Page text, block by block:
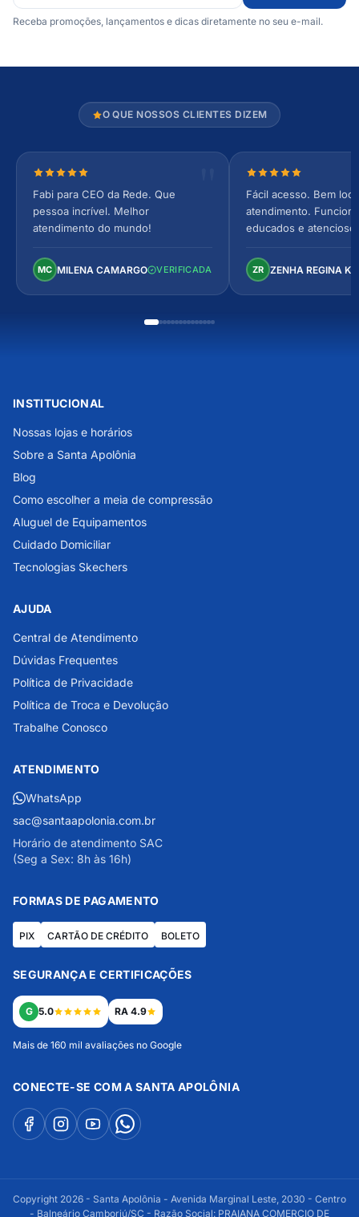
Receba promoções, lançamentos e dicas diretamente no seu e-mail.
O QUE NOSSOS CLIENTES DIZEM
Nota 5 de 5 estrelas
Fabi para CEO da Rede. Que
pessoa incrível. Melhor
atendimento do mundo!
MC MILENA CAMARGO VERIFICADA
Nota 5 de 5
Fácil acesso. Bem
atendimento.
educados e
Perfeito!
ZR ZENHA REGINA
INSTITUCIONAL
Nossas lojas e horários
Sobre a Santa Apolônia
Blog
Como escolher a meia de compressão
Aluguel de Equipamentos
Cuidado Domiciliar
Tecnologias Skechers
AJUDA
Central de Atendimento
Dúvidas Frequentes
Política de Privacidade
Política de Troca e Devolução
Trabalhe Conosco
ATENDIMENTO
WhatsApp
sac@santaapolonia.com.br
Horário de atendimento SAC
(Seg a Sex: 8h às 16h)
FORMAS DE PAGAMENTO
PIX CARTÃO DE CRÉDITO BOLETO
SEGURANÇA E CERTIFICAÇÕES
G 5.0 RA 4.9
Mais de 160 mil avaliações no Google
CONECTE-SE COM A SANTA APOLÔNIA
Copyright 2026 - Santa Apolônia - Avenida Marginal Leste, 2030 - Centro
- Balneário Camboriú/SC - Razão Social: PRAIANA COMERCIO DE